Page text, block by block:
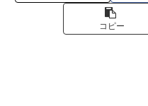
コピー